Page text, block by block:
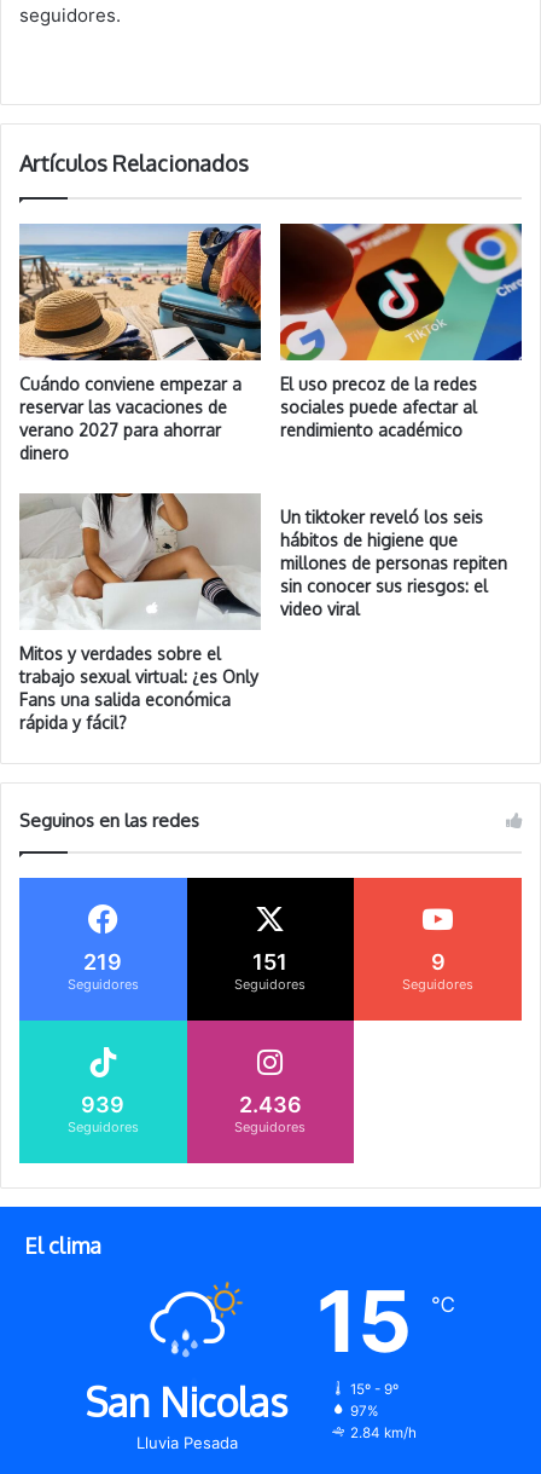
seguidores.
Artículos Relacionados
Cuándo conviene empezar a
reservar las vacaciones de
verano 2027 para ahorrar
dinero
El uso precoz de la redes
sociales puede afectar al
rendimiento académico
Mitos y verdades sobre el
trabajo sexual virtual: ¿es Only
Fans una salida económica
rápida y fácil?
Un tiktoker reveló los seis
hábitos de higiene que
millones de personas repiten
sin conocer sus riesgos: el
video viral
Seguinos en las redes
219
Seguidores
151
Seguidores
9
Seguidores
939
Seguidores
2.436
Seguidores
El clima
San Nicolas
Lluvia Pesada
15 ℃
15º - 9º
97%
2.84 km/h